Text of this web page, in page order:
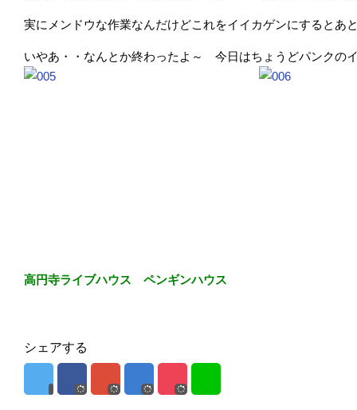
実にメンドウな作業なんだけどこれをイイカゲンにするとあ
いやあ・・なんとか終わったよ～ 今日はちょうどパンクの
高円寺ライブハウス ペンギンハウス
シェアする